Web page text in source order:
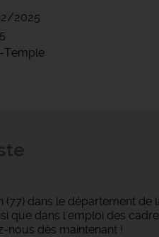
2025
Temple
(77) dans le département
que dans l'emploi des
nous dès maintenant !